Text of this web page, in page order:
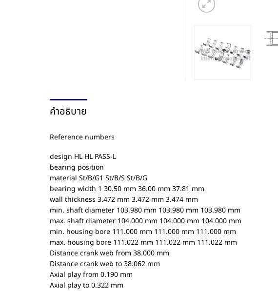
คำอธิบาย
Reference numbers
design HL HL PASS-L
bearing position
material St/B/G1 St/B/S St/B/G
bearing width 1 30.50 mm 36.00 mm 37.81 mm
wall thickness 3.472 mm 3.472 mm 3.474 mm
min. shaft diameter 103.980 mm 103.980 mm 103.980 mm
max. shaft diameter 104.000 mm 104.000 mm 104.000 mm
min. housing bore 111.000 mm 111.000 mm 111.000 mm
max. housing bore 111.022 mm 111.022 mm 111.022 mm
Distance crank web from 38.000 mm
Distance crank web to 38.062 mm
Axial play from 0.190 mm
Axial play to 0.322 mm